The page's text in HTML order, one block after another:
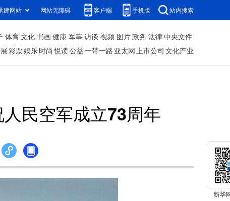
建网站 网站无障碍 客户端 手机版 站内搜索
体育文化 书画健康 军事访谈 视频 图片政务 法律中央文件
彩票娱乐时尚 悦读公益一带一路 亚太网上市公司 文化产业
民空军成立73周年